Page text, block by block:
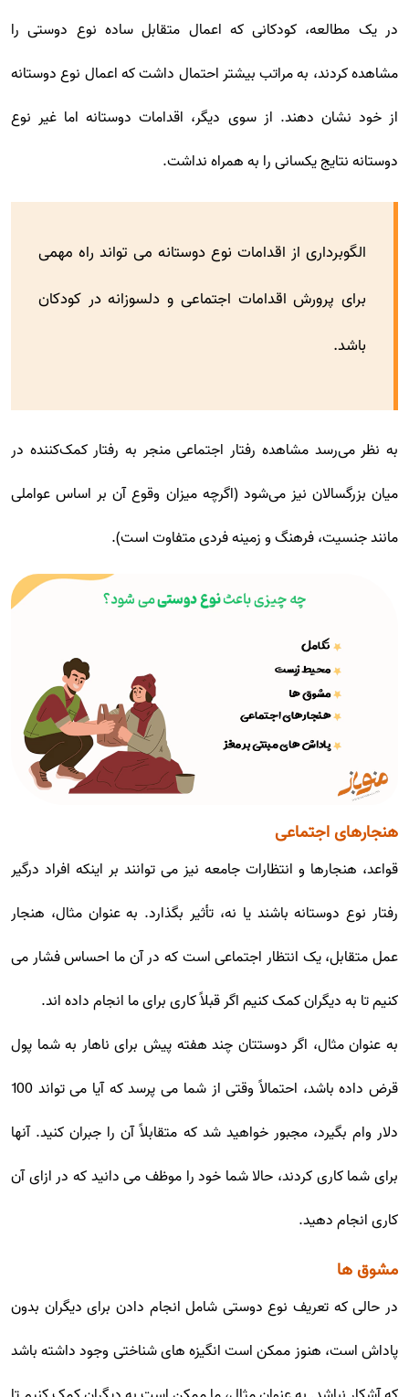
در یک مطالعه، کودکانی که اعمال متقابل ساده نوع دوستی را
مشاهده کردند، به مراتب بیشتر احتمال داشت که اعمال نوع دوستانه
از خود نشان دهند. از سوی دیگر، اقدامات دوستانه اما غیر نوع
دوستانه نتایج یکسانی را به همراه نداشت.
الگوبرداری از اقدامات نوع دوستانه می تواند راه مهمی
برای پرورش اقدامات اجتماعی و دلسوزانه در کودکان
باشد.
به نظر می‌رسد مشاهده رفتار اجتماعی منجر به رفتار کمک‌کننده در
میان بزرگسالان نیز می‌شود (اگرچه میزان وقوع آن بر اساس عواملی
مانند جنسیت، فرهنگ و زمینه فردی متفاوت است).
هنجارهای اجتماعی
قواعد، هنجارها و انتظارات جامعه نیز می توانند بر اینکه افراد درگیر
رفتار نوع دوستانه باشند یا نه، تأثیر بگذارد. به عنوان مثال، هنجار
عمل متقابل، یک انتظار اجتماعی است که در آن ما احساس فشار می
کنیم تا به دیگران کمک کنیم اگر قبلاً کاری برای ما انجام داده اند.
به عنوان مثال، اگر دوستتان چند هفته پیش برای ناهار به شما پول
قرض داده باشد، احتمالاً وقتی از شما می پرسد که آیا می تواند 100
دلار وام بگیرد، مجبور خواهید شد که متقابلاً آن را جبران کنید. آنها
برای شما کاری کردند، حالا شما خود را موظف می دانید که در ازای آن
کاری انجام دهید.
مشوق ها
در حالی که تعریف نوع دوستی شامل انجام دادن برای دیگران بدون
پاداش است، هنوز ممکن است انگیزه های شناختی وجود داشته باشد